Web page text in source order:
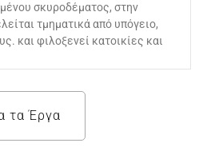
σκυροδέματος, στην
τμηματικά από υπόγειο,
και φιλοξενεί κατοικίες και
τα Έργα